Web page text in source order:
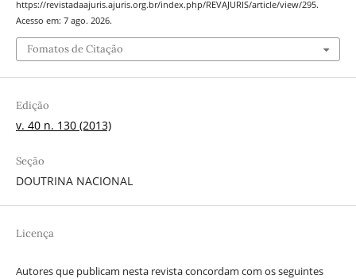
https://revistadaajuris.ajuris.org.br/index.php/REVAJURIS/article/view/295.
Acesso em: 7 ago. 2026.
Fomatos de Citação
Edição
v. 40 n. 130 (2013)
Seção
DOUTRINA NACIONAL
Licença
Autores que publicam nesta revista concordam com os seguintes